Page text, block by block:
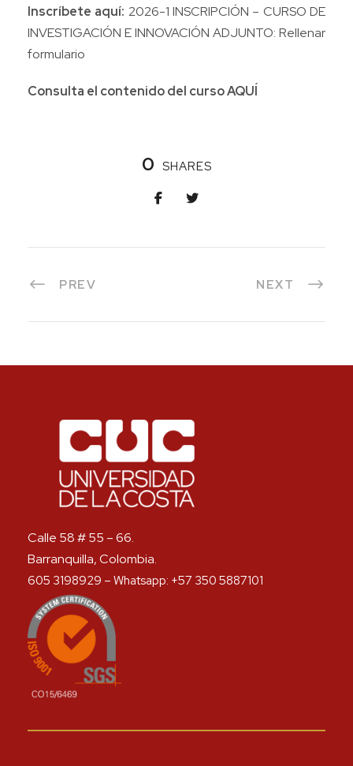
Inscríbete aquí: 2026-1 INSCRIPCIÓN – CURSO DE
INVESTIGACIÓN E INNOVACIÓN ADJUNTO: Rellenar
formulario
Consulta el contenido del cursoAQUÍ
0 SHARES
PREV NEXT
Calle 58 # 55 – 66.
Barranquilla, Colombia.
605 3198929 – Whatsapp: +57 350 5887101